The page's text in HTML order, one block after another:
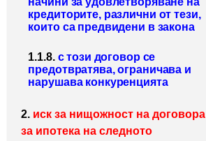
кредиторите, различни от тези,
които са предвидени в закона
1.1.8. с този договор се
предотвратява, ограничава и
нарушава конкуренцията
2. иск за нищожност на договора
за ипотека на следното